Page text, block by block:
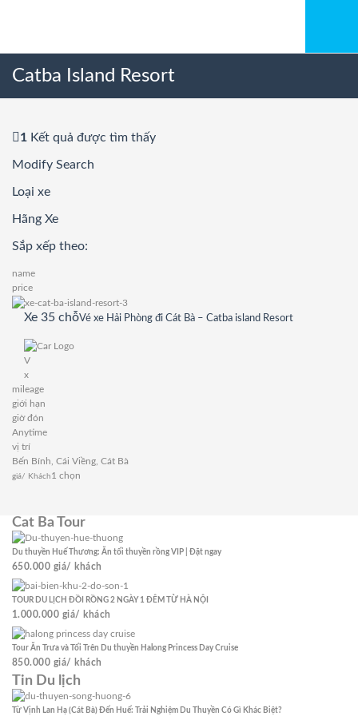
Catba Island Resort
1 Kết quả được tìm thấy
Modify Search
Loại xe
Hãng Xe
Sắp xếp theo:
name
price
Xe 35 chỗVé xe Hải Phòng đi Cát Bà – Catba island Resort
V
x
mileage
giới hạn
giờ đón
Anytime
vị trí
Bến Bính, Cái Viềng, Cát Bà
giá/ Khách 1 chọn
Cat Ba Tour
Du thuyền Huế Thương: Ăn tối thuyền rồng VIP | Đặt ngay
650.000 giá/ khách
TOUR DU LỊCH ĐỒI RỒNG 2 NGÀY 1 ĐÊM TỪ HÀ NỘI
1.000.000 giá/ khách
Tour Ăn Trưa và Tối Trên Du thuyền Halong Princess Day Cruise
850.000 giá/ khách
Tin Du lịch
Từ Vịnh Lan Hạ (Cát Bà) Đến Huế: Trải Nghiệm Du Thuyền Có Gì Khác Biệt?